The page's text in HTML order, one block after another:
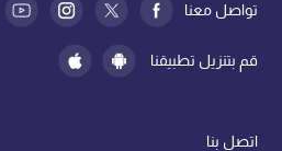
قم بتنزيل تطبيقنا
تواصل معنا
اتصل بنا